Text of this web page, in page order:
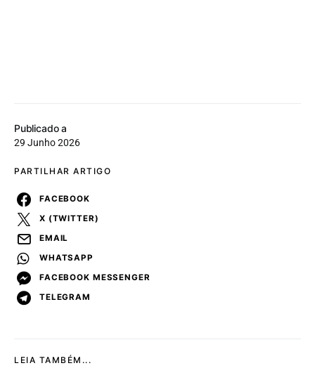
Publicado a
29 Junho 2026
PARTILHAR ARTIGO
FACEBOOK
X (TWITTER)
EMAIL
WHATSAPP
FACEBOOK MESSENGER
TELEGRAM
LEIA TAMBÉM...